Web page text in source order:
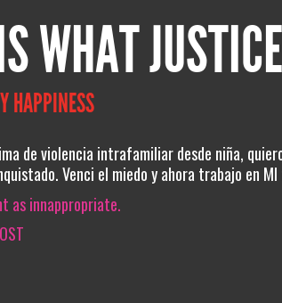
WHAT
HAPPINESS
de violencia intrafamiliar desde niña,
Venci el miedo y ahora trabajo en
as innappropriate.